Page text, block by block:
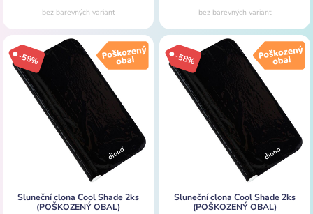
bez barevných variant bez barevných variant
-58%
Sluneční clona Cool Shade 2ks
(POŠKOZENÝ OBAL)
-58%
Sluneční clona Cool Shade 2ks
(POŠKOZENÝ OBAL)